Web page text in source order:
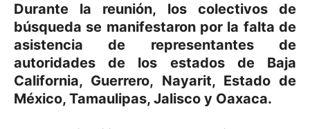
Durante la reunión, los colectivos de
búsqueda se manifestaron por la falta de
asistencia de representantes de
autoridades de los estados de Baja
California, Guerrero, Nayarit, Estado de
México, Tamaulipas, Jalisco y Oaxaca.